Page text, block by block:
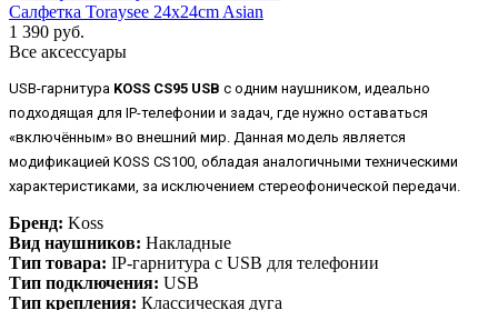
Салфетка Toraysee 24x24cm Asian
1 390 руб.
Все аксессуары
USB-гарнитура KOSS CS95 USB с одним наушником, идеально
подходящая для IP-телефонии и задач, где нужно оставаться
«включённым» во внешний мир. Данная модель является
модификацией KOSS CS100, обладая аналогичными техническими
характеристиками, за исключением стереофонической передачи.
Бренд: Koss
Вид наушников: Накладные
Тип товара: IP-гарнитура с USB для телефонии
Тип подключения: USB
Тип крепления: Классическая дуга